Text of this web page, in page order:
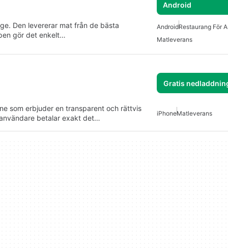
Android
Den levererar mat från de bästa
gör det enkelt…
AndroidRestaurang För
Matleverans
Gratis
som erbjuder en transparent och rättvis
betalar exakt det…
iPhoneMatleverans